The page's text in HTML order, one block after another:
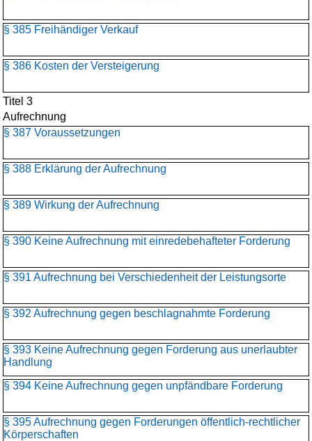
§ 385 Freihändiger Verkauf
§ 386 Kosten der Versteigerung
Titel 3
Aufrechnung
§ 387 Voraussetzungen
§ 388 Erklärung der Aufrechnung
§ 389 Wirkung der Aufrechnung
§ 390 Keine Aufrechnung mit einredebehafteter Forderung
§ 391 Aufrechnung bei Verschiedenheit der Leistungsorte
§ 392 Aufrechnung gegen beschlagnahmte Forderung
§ 393 Keine Aufrechnung gegen Forderung aus unerlaubter
Handlung
§ 394 Keine Aufrechnung gegen unpfändbare Forderung
§ 395 Aufrechnung gegen Forderungen öffentlich-rechtlicher
Körperschaften